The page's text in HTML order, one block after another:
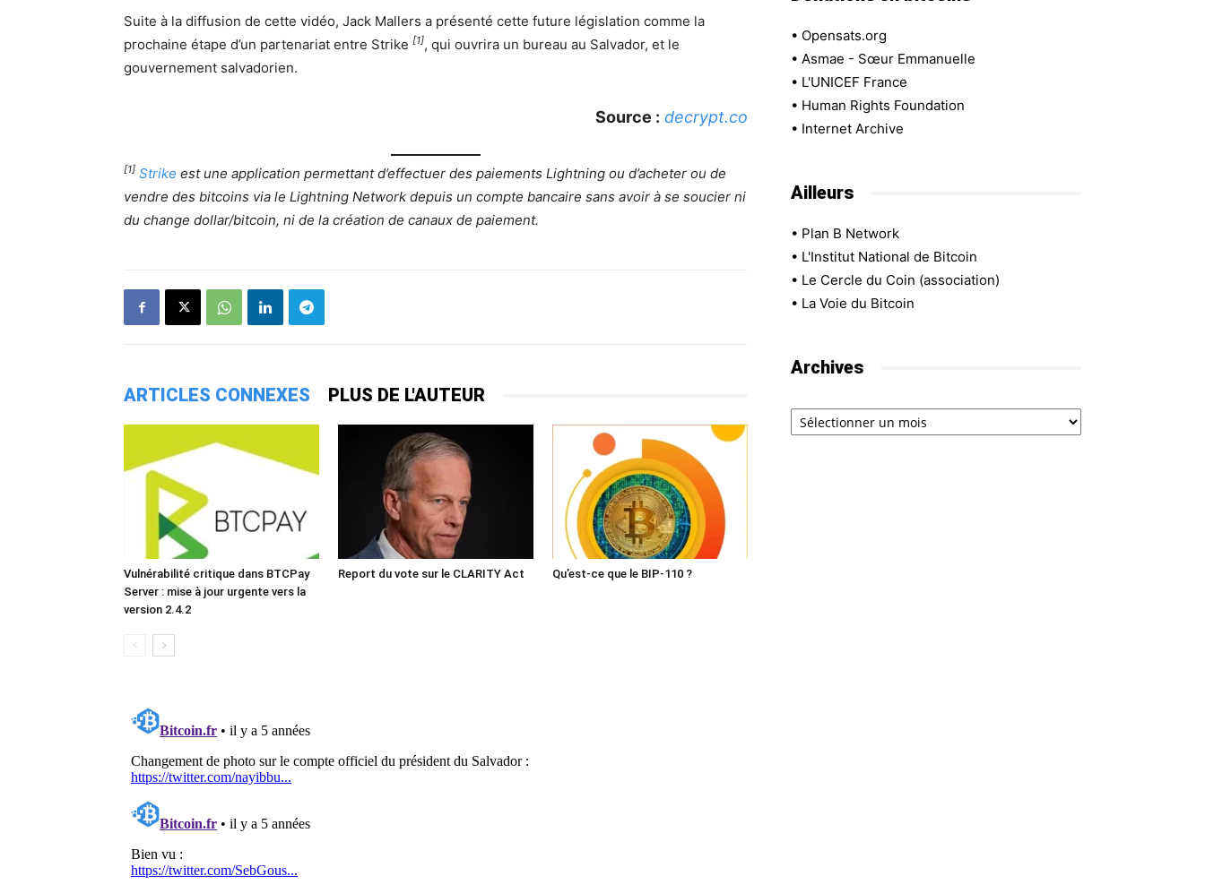
Suite à la diffusion de cette vidéo, Jack Mallers a présenté cette future législation comme la
prochaine étape d’un partenariat entre Strike [1], qui ouvrira un bureau au Salvador, et le
gouvernement salvadorien.
Source : decrypt.co
[1] Strike est une application permettant d’effectuer des paiements Lightning ou d’acheter ou de
vendre des bitcoins via le Lightning Network depuis un compte bancaire sans avoir à se soucier ni
du change dollar/bitcoin, ni de la création de canaux de paiement.
ARTICLES CONNEXES PLUS DE L'AUTEUR
Vulnérabilité critique dans BTCPay
Server : mise à jour urgente vers la
version 2.4.2
Report du vote sur le CLARITY Act Qu’est-ce que le BIP-110 ?
• Opensats.org
• Asmae - Sœur Emmanuelle
• L'UNICEF France
• Human Rights Foundation
• Internet Archive
Ailleurs
• Plan B Network
• L'Institut National de Bitcoin
• Le Cercle du Coin (association)
• La Voie du Bitcoin
Archives
Archives